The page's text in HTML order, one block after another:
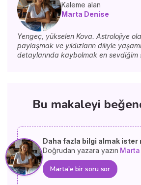
Kaleme alan
Marta Denise
Yengeç, yükselen Kova. Astrolojiye
paylaşmak ve yıldızların diliyle
detaylarında kaybolmak en sevdiğim
Bu makaleyi
Daha fazla bilgi almak ister
Doğrudan yazara yazın Marta
Marta'e bir soru sor